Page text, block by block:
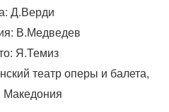
Д.Верди
В.Медведев
Я.Темиз
театр оперы и балета,
Македония